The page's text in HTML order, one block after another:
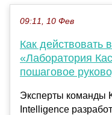
09:11, 10 Фев
Как действовать
«Лаборатория
пошаговое
Эксперты команды
Intelligence